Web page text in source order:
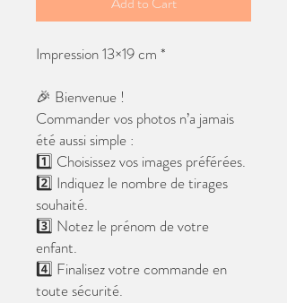
Impression 13×19 cm *
🎉 Bienvenue !
Commander vos photos n’a jamais
été aussi simple :
1️⃣ Choisissez vos images préférées.
2️⃣ Indiquez le nombre de tirages
souhaité.
3️⃣ Notez le prénom de votre
enfant.
4️⃣ Finalisez votre commande en
toute sécurité.